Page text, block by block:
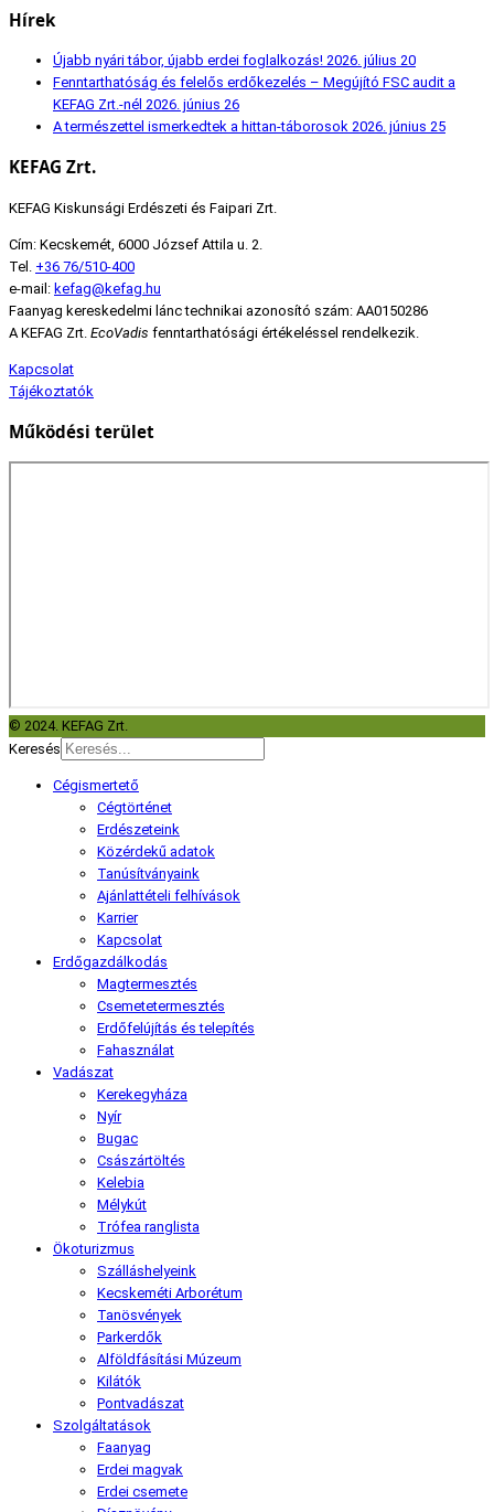
Hírek
Újabb nyári tábor, újabb erdei foglalkozás! 2026. július 20
Fenntarthatóság és felelős erdőkezelés – Megújító FSC audit a
KEFAG Zrt.-nél 2026. június 26
A természettel ismerkedtek a hittan-táborosok 2026. június 25
KEFAG Zrt.
KEFAG Kiskunsági Erdészeti és Faipari Zrt.
Cím: Kecskemét, 6000 József Attila u. 2.
Tel. +36 76/510-400
e-mail: kefag@kefag.hu
Faanyag kereskedelmi lánc technikai azonosító szám: AA0150286
A KEFAG Zrt. EcoVadis fenntarthatósági értékeléssel rendelkezik.
Kapcsolat
Tájékoztatók
Működési terület
© 2024. KEFAG Zrt.
Keresés
Cégismertető
Cégtörténet
Erdészeteink
Közérdekű adatok
Tanúsítványaink
Ajánlattételi felhívások
Karrier
Kapcsolat
Erdőgazdálkodás
Magtermesztés
Csemetetermesztés
Erdőfelújítás és telepítés
Fahasználat
Vadászat
Kerekegyháza
Nyír
Bugac
Császártöltés
Kelebia
Mélykút
Trófea ranglista
Ökoturizmus
Szálláshelyeink
Kecskeméti Arborétum
Tanösvények
Parkerdők
Alföldfásítási Múzeum
Kilátók
Pontvadászat
Szolgáltatások
Faanyag
Erdei magvak
Erdei csemete